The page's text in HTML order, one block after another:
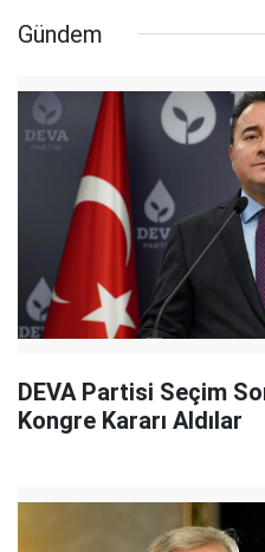
Gündem
DEVA Partisi Seçim
Kongre Kararı Aldılar